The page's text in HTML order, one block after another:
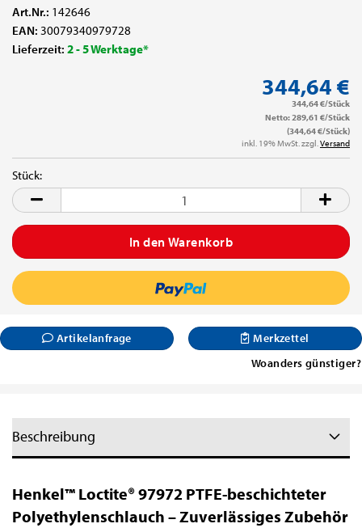
Art.Nr.: 142646
EAN: 30079340979728
Lieferzeit: 2 - 5 Werktage*
344,64 €
344,64 €/Stück
Netto: 289,61 €/Stück
(344,64 €/Stück)
inkl. 19% MwSt. zzgl.Versand
Stück:
Stück
Artikelanfrage
Merkzettel
Woanders günstiger?
Beschreibung
Henkel™ Loctite® 97972 PTFE-beschichteter
Polyethylenschlauch – Zuverlässiges Zubehör